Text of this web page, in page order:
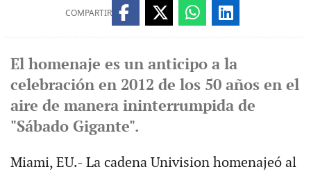
COMPARTIR
El homenaje es un anticipo a la
celebración en 2012 de los 50 años en el
aire de manera ininterrumpida de
"Sábado Gigante".
Miami, EU.- La cadena Univision homenajeó al